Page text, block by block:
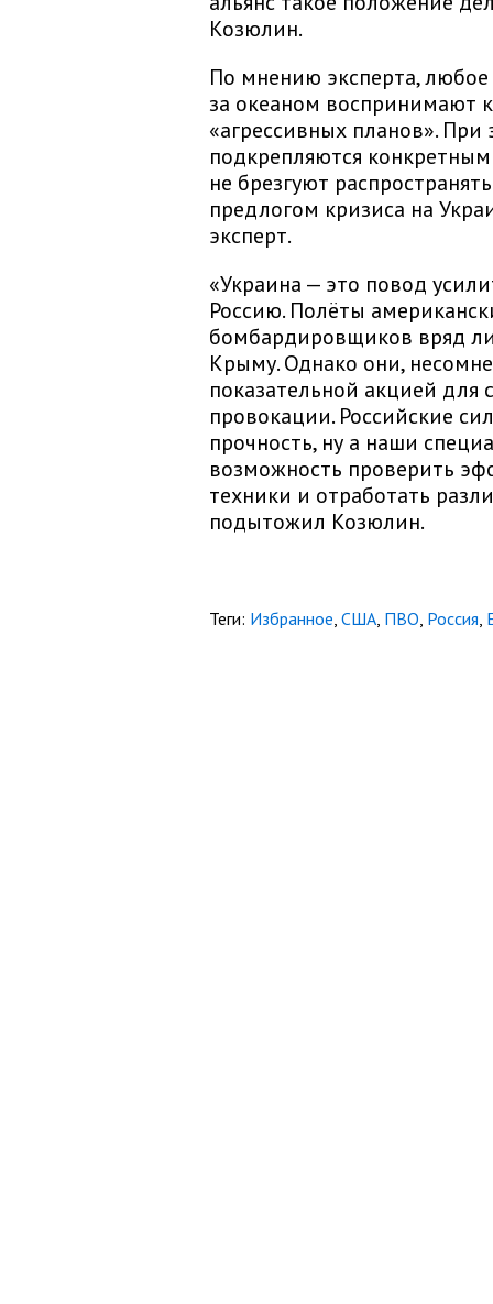
Козюлин.
По мнению эксперта, любое
за океаном воспринимают
«агрессивных планов».
подкрепляются
не брезгуют
предлогом кризиса на
эксперт.
«Украина — это повод
Россию. Полёты
бомбардировщиков вряд
Крыму. Однако они,
показательной акцией для
провокации. Российские
прочность, ну а наши
возможность проверить
техники и отработать
подытожил Козюлин.
Теги: Избранное США ПВО Россия